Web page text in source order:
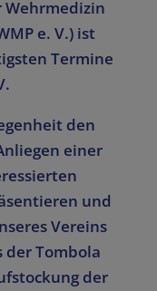
Wehrmedizin
e. V.) ist
Termine
den
einer
und
Vereins
der Tombola
der